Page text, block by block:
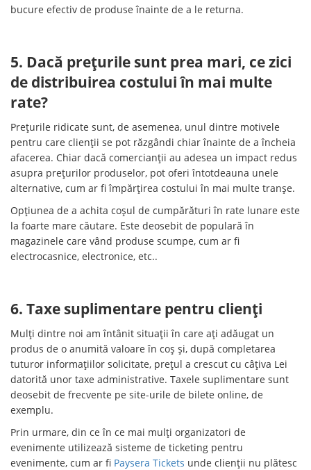
bucure efectiv de produse înainte de a le returna.
5. Dacă prețurile sunt prea mari, ce zici
de distribuirea costului în mai multe
rate?
Prețurile ridicate sunt, de asemenea, unul dintre motivele
pentru care clienții se pot răzgândi chiar înainte de a încheia
afacerea. Chiar dacă comercianții au adesea un impact redus
asupra prețurilor produselor, pot oferi întotdeauna unele
alternative, cum ar fi împărțirea costului în mai multe tranșe.
Opțiunea de a achita coșul de cumpărături în rate lunare este
la foarte mare căutare. Este deosebit de populară în
magazinele care vând produse scumpe, cum ar fi
electrocasnice, electronice, etc..
6. Taxe suplimentare pentru clienți
Mulți dintre noi am întânit situații în care ați adăugat un
produs de o anumită valoare în coș și, după completarea
tuturor informațiilor solicitate, prețul a crescut cu câțiva Lei
datorită unor taxe administrative. Taxele suplimentare sunt
deosebit de frecvente pe site-urile de bilete online, de
exemplu.
Prin urmare, din ce în ce mai mulți organizatori de
evenimente utilizează sisteme de ticketing pentru
evenimente, cum ar fi Paysera Tickets unde clienții nu plătesc